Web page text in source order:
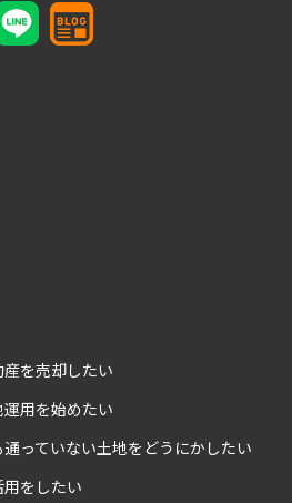
を売却したい
用を始めたい
っていない土地をどうにかしたい
をしたい